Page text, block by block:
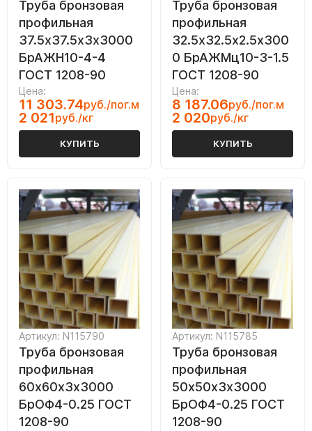
Труба бронзовая
профильная
37.5х37.5х3х3000
БрАЖН10-4-4
ГОСТ 1208-90
Цена:
11 303.74руб./пог.м
2 021руб./кг
КУПИТЬ
Труба бронзовая
профильная
32.5х32.5х2.5х300
0 БрАЖМц10-3-1.5
ГОСТ 1208-90
Цена:
8 187.06руб./пог.м
2 020руб./кг
КУПИТЬ
Артикул: N115790
Труба бронзовая
профильная
60х60х3х3000
БрОФ4-0.25 ГОСТ
1208-90
Артикул: N115785
Труба бронзовая
профильная
50х50х3х3000
БрОФ4-0.25 ГОСТ
1208-90